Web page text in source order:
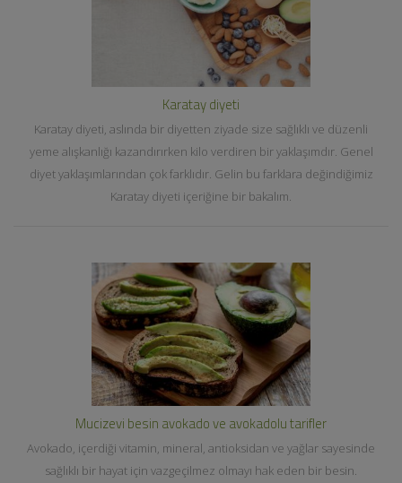
Karatay diyeti
Karatay diyeti, aslında bir diyetten ziyade size sağlıklı ve düzenli
yeme alışkanlığı kazandırırken kilo verdiren bir yaklaşımdır. Genel
diyet yaklaşımlarından çok farklıdır. Gelin bu farklara değindiğimiz
Karatay diyeti içeriğine bir bakalım.
Mucizevi besin avokado ve avokadolu tarifler
Avokado, içerdiği vitamin, mineral, antioksidan ve yağlar sayesinde
sağlıklı bir hayat için vazgeçilmez olmayı hak eden bir besin.